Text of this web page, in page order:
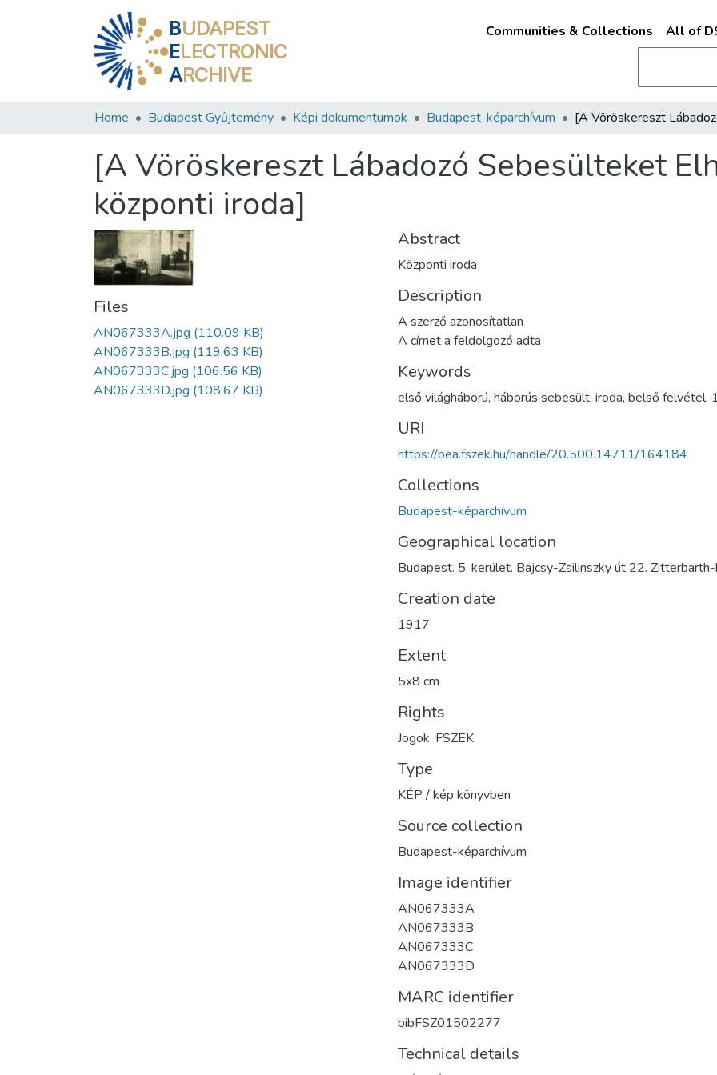
BUDAPEST
ELECTRONIC
ARCHIVE
Communities & Collections All of
Home Budapest Gyűjtemény Képi dokumentumok Budapest-képarchívum
[A Vöröskereszt Lábadozó Sebesülteket
központi iroda]
Files
AN067333A.jpg (110.09 KB)
AN067333B.jpg (119.63 KB)
AN067333C.jpg (106.56 KB)
AN067333D.jpg (108.67 KB)
Abstract
Központi iroda
Description
A szerző azonosítatlan
A címet a feldolgozó adta
Keywords
első világháború, háborús sebesült, iroda, belső felvétel,
URI
https://bea.fszek.hu/handle/20.500.14711/164184
Collections
Budapest-képarchívum
Geographical location
Budapest. 5. kerület. Bajcsy-Zsilinszky út 22. Zitterbarth-
Creation date
1917
Extent
5x8 cm
Rights
Jogok: FSZEK
Type
KÉP / kép könyvben
Source collection
Budapest-képarchívum
Image identifier
AN067333A
AN067333B
AN067333C
AN067333D
MARC identifier
bibFSZ01502277
Technical details